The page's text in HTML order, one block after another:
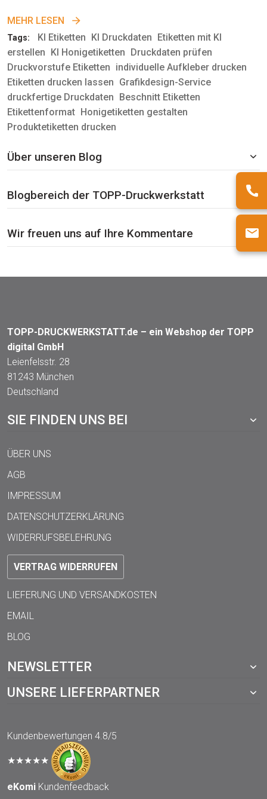
MEHR LESEN
Tags: KI Etiketten KI Druckdaten Etiketten mit KI
erstellen KI Honigetiketten Druckdaten prüfen
Druckvorstufe Etiketten individuelle Aufkleber drucken
Etiketten drucken lassen Grafikdesign-Service
druckfertige Druckdaten Beschnitt Etiketten
Etikettenformat Honigetiketten gestalten
Produktetiketten drucken
Über unseren Blog
Blogbereich der TOPP-Druckwerkstatt
Wir freuen uns auf Ihre Kommentare
TOPP-DRUCKWERKSTATT.de – ein Webshop der TOPP
digital GmbH
Leienfelsstr. 28
81243 München
Deutschland
SIE FINDEN UNS BEI
ÜBER UNS
AGB
IMPRESSUM
DATENSCHUTZERKLÄRUNG
WIDERRUFSBELEHRUNG
VERTRAG WIDERRUFEN
LIEFERUNG UND VERSANDKOSTEN
EMAIL
BLOG
NEWSLETTER
UNSERE LIEFERPARTNER
Kundenbewertungen 4.8/5
★★★★★
eKomi Kundenfeedback